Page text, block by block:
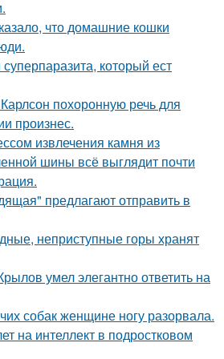
что домашние кошки
который ест
похоронную речь для
произнес.
извлечения камня из
шины всё выглядит почти
предлагают отправить в
неприступные горы хранят
умел элегантно ответить на
собак женщине ногу разорвала.
на интеллект в подростковом